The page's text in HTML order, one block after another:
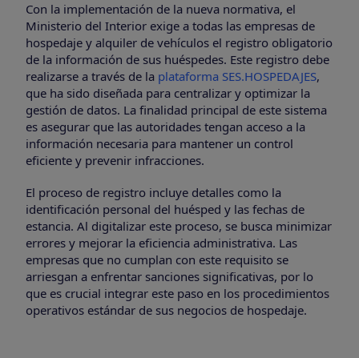
Con la implementación de la nueva normativa, el
Ministerio del Interior exige a todas las empresas de
hospedaje y alquiler de vehículos el registro obligatorio
de la información de sus huéspedes. Este registro debe
realizarse a través de la plataforma SES.HOSPEDAJES,
que ha sido diseñada para centralizar y optimizar la
gestión de datos. La finalidad principal de este sistema
es asegurar que las autoridades tengan acceso a la
información necesaria para mantener un control
eficiente y prevenir infracciones.
El proceso de registro incluye detalles como la
identificación personal del huésped y las fechas de
estancia. Al digitalizar este proceso, se busca minimizar
errores y mejorar la eficiencia administrativa. Las
empresas que no cumplan con este requisito se
arriesgan a enfrentar sanciones significativas, por lo
que es crucial integrar este paso en los procedimientos
operativos estándar de sus negocios de hospedaje.